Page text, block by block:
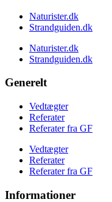
Naturister.dk
Strandguiden.dk
Naturister.dk
Strandguiden.dk
Generelt
Vedtægter
Referater
Referater fra GF
Vedtægter
Referater
Referater fra GF
Informationer